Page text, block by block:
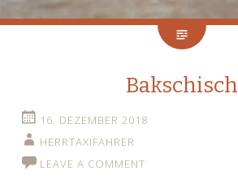
Bakschisch
16. DEZEMBER 2018
HERRTAXIFAHRER
LEAVE A COMMENT